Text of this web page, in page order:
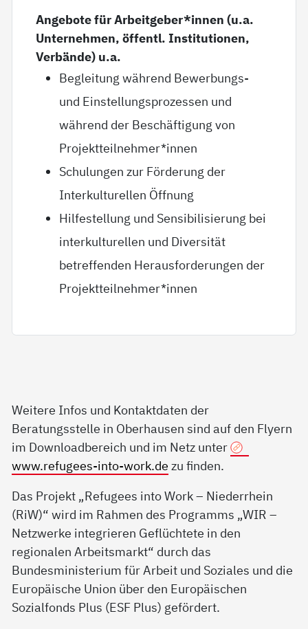
Angebote für Arbeitgeber*innen (u.a.
Unternehmen, öffentl. Institutionen,
Verbände) u.a.
Begleitung während Bewerbungs-
und Einstellungsprozessen und
während der Beschäftigung von
Projektteilnehmer*innen
Schulungen zur Förderung der
Interkulturellen Öffnung
Hilfestellung und Sensibilisierung bei
interkulturellen und Diversität
betreffenden Herausforderungen der
Projektteilnehmer*innen
Weitere Infos und Kontaktdaten der
Beratungsstelle in Oberhausen sind auf den Flyern
im Downloadbereich und im Netz unter
www.refugees-into-work.de zu finden.
Das Projekt „Refugees into Work – Niederrhein
(RiW)“ wird im Rahmen des Programms „WIR –
Netzwerke integrieren Geflüchtete in den
regionalen Arbeitsmarkt“ durch das
Bundesministerium für Arbeit und Soziales und die
Europäische Union über den Europäischen
Sozialfonds Plus (ESF Plus) gefördert.